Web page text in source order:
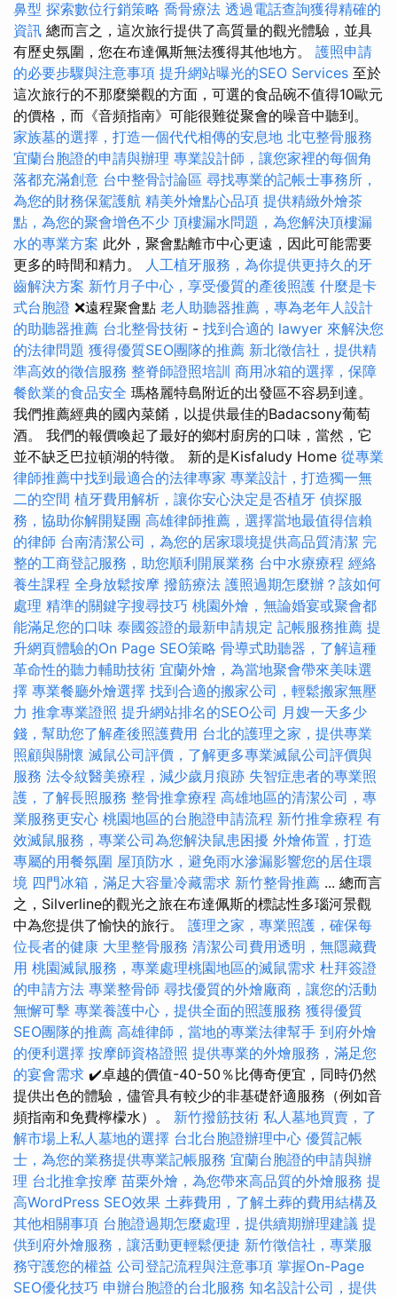
鼻型 探索數位行銷策略 喬骨療法 透過電話查詢獲得精確的
資訊 總而言之，這次旅行提供了高質量的觀光體驗，並具
有歷史氛圍，您在布達佩斯無法獲得其他地方。 護照申請
的必要步驟與注意事項 提升網站曝光的SEO Services 至於
這次旅行的不那麼樂觀的方面，可選的食品碗不值得10歐元
的價格，而《音頻指南》可能很難從聚會的噪音中聽到。
家族墓的選擇，打造一個代代相傳的安息地 北屯整骨服務
宜蘭台胞證的申請與辦理 專業設計師，讓您家裡的每個角
落都充滿創意 台中整骨討論區 尋找專業的記帳士事務所，
為您的財務保駕護航 精美外燴點心品項 提供精緻外燴茶
點，為您的聚會增色不少 頂樓漏水問題，為您解決頂樓漏
水的專業方案 此外，聚會點離市中心更遠，因此可能需要
更多的時間和精力。 人工植牙服務，為你提供更持久的牙
齒解決方案 新竹月子中心，享受優質的產後照護 什麼是卡
式台胞證 ❌遠程聚會點 老人助聽器推薦，專為老年人設計
的助聽器推薦 台北整骨技術 - 找到合適的 lawyer 來解決您
的法律問題 獲得優質SEO團隊的推薦 新北徵信社，提供精
準高效的徵信服務 整脊師證照培訓 商用冰箱的選擇，保障
餐飲業的食品安全 瑪格麗特島附近的出發區不容易到達。
我們推薦經典的國內菜餚，以提供最佳的Badacsony葡萄
酒。 我們的報價喚起了最好的鄉村廚房的口味，當然，它
並不缺乏巴拉頓湖的特徵。 新的是Kisfaludy Home 從專業
律師推薦中找到最適合的法律專家 專業設計，打造獨一無
二的空間 植牙費用解析，讓你安心決定是否植牙 偵探服
務，協助你解開疑團 高雄律師推薦，選擇當地最值得信賴
的律師 台南清潔公司，為您的居家環境提供高品質清潔 完
整的工商登記服務，助您順利開展業務 台中水療療程 經絡
養生課程 全身放鬆按摩 撥筋療法 護照過期怎麼辦？該如何
處理 精準的關鍵字搜尋技巧 桃園外燴，無論婚宴或聚會都
能滿足您的口味 泰國簽證的最新申請規定 記帳服務推薦 提
升網頁體驗的On Page SEO策略 骨導式助聽器，了解這種
革命性的聽力輔助技術 宜蘭外燴，為當地聚會帶來美味選
擇 專業餐廳外燴選擇 找到合適的搬家公司，輕鬆搬家無壓
力 推拿專業證照 提升網站排名的SEO公司 月嫂一天多少
錢，幫助您了解產後照護費用 台北的護理之家，提供專業
照顧與關懷 滅鼠公司評價，了解更多專業滅鼠公司評價與
服務 法令紋醫美療程，減少歲月痕跡 失智症患者的專業照
護，了解長照服務 整骨推拿療程 高雄地區的清潔公司，專
業服務更安心 桃園地區的台胞證申請流程 新竹推拿療程 有
效滅鼠服務，專業公司為您解決鼠患困擾 外燴佈置，打造
專屬的用餐氛圍 屋頂防水，避免雨水滲漏影響您的居住環
境 四門冰箱，滿足大容量冷藏需求 新竹整骨推薦 ... 總而言
之，Silverline的觀光之旅在布達佩斯的標誌性多瑙河景觀
中為您提供了愉快的旅行。 護理之家，專業照護，確保每
位長者的健康 大里整骨服務 清潔公司費用透明，無隱藏費
用 桃園滅鼠服務，專業處理桃園地區的滅鼠需求 杜拜簽證
的申請方法 專業整骨師 尋找優質的外燴廠商，讓您的活動
無懈可擊 專業養護中心，提供全面的照護服務 獲得優質
SEO團隊的推薦 高雄律師，當地的專業法律幫手 到府外燴
的便利選擇 按摩師資格證照 提供專業的外燴服務，滿足您
的宴會需求 ✔️卓越的價值-40-50％比傳奇便宜，同時仍然
提供出色的體驗，儘管具有較少的非基礎舒適服務（例如音
頻指南和免費檸檬水）。 新竹撥筋技術 私人墓地買賣，了
解市場上私人墓地的選擇 台北台胞證辦理中心 優質記帳
士，為您的業務提供專業記帳服務 宜蘭台胞證的申請與辦
理 台北推拿按摩 苗栗外燴，為您帶來高品質的外燴服務 提
高WordPress SEO效果 土葬費用，了解土葬的費用結構及
其他相關事項 台胞證過期怎麼處理，提供續期辦理建議 提
供到府外燴服務，讓活動更輕鬆便捷 新竹徵信社，專業服
務守護您的權益 公司登記流程與注意事項 掌握On-Page
SEO優化技巧 申辦台胞證的台北服務 知名設計公司，提供